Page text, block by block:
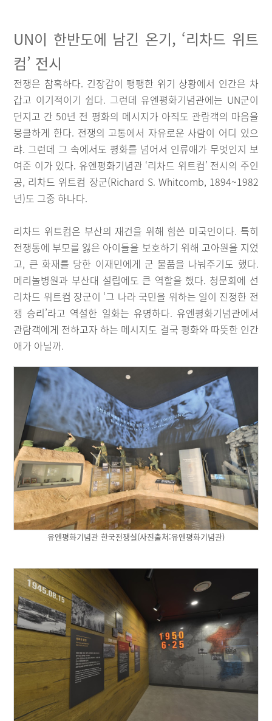
UN이 한반도에 남긴 온기, ‘리차드 위트
컴’ 전시
전쟁은 참혹하다. 긴장감이 팽팽한 위기 상황에서 인간은 차
갑고 이기적이기 쉽다. 그런데 유엔평화기념관에는 UN군이
던지고 간 50년 전 평화의 메시지가 아직도 관람객의 마음을
뭉클하게 한다. 전쟁의 고통에서 자유로운 사람이 어디 있으
랴. 그런데 그 속에서도 평화를 넘어서 인류애가 무엇인지 보
여준 이가 있다. 유엔평화기념관 ‘리차드 위트컴’ 전시의 주인
공, 리차드 위트컴 장군(Richard S. Whitcomb, 1894~1982
년)도 그중 하나다.
리차드 위트컴은 부산의 재건을 위해 힘쓴 미국인이다. 특히
전쟁통에 부모를 잃은 아이들을 보호하기 위해 고아원을 지었
고, 큰 화재를 당한 이재민에게 군 물품을 나눠주기도 했다.
메리놀병원과 부산대 설립에도 큰 역할을 했다. 청문회에 선
리차드 위트컴 장군이 ‘그 나라 국민을 위하는 일이 진정한 전
쟁 승리’라고 역설한 일화는 유명하다. 유엔평화기념관에서
관람객에게 전하고자 하는 메시지도 결국 평화와 따뜻한 인간
애가 아닐까.
유엔평화기념관 한국전쟁실(사진출처:유엔평화기념관)